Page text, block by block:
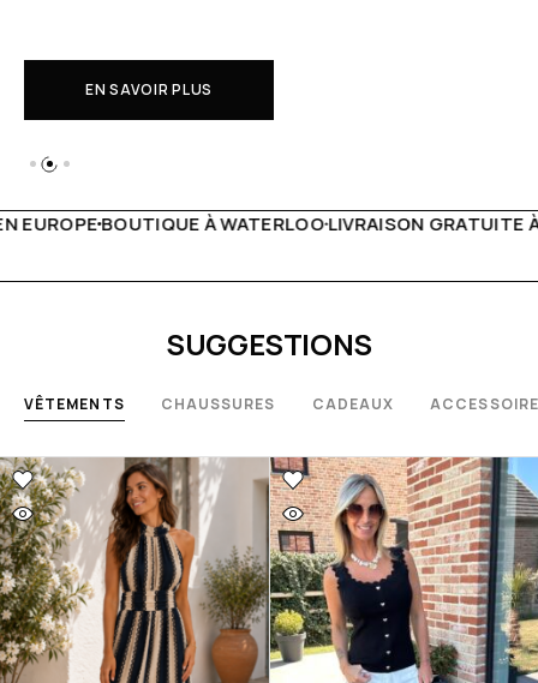
EN SAVOIR PLUS
WATERLOOLIVRAISON GRATUITE À PARTIR DE 150€LIVE
SUGGESTIONS
VÊTEMENTS CHAUSSURES CADEAUX